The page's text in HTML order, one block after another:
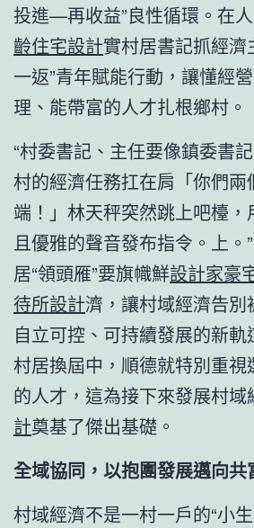
投進—再收益”良性循環。在
齡住宅設計實村居書記抓經濟
一返”青年賦能行動，讓懂經
理、能帶富的人才扎根鄉村。
“村委書記、主任要像鎮委書
村的經濟任務扛在肩「你們兩
端！」林天秤突然跳上吧檯
且優雅的聲音發布指令。上。
居“領頭雁”要旗幟鮮設計家豪
待所設計濟，讓村域經濟告
自立可控、可持續發展的新
村居換屆中，順德就特別重視
的人才，這為接下來發展村域
計奠基了傑出基礎。
全域協同，以抱團發展邁向共
村域經濟不是一村一戶的“小